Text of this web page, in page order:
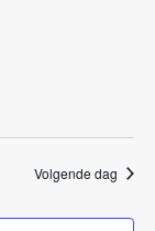
n
w
e
a
t
Volgende dag